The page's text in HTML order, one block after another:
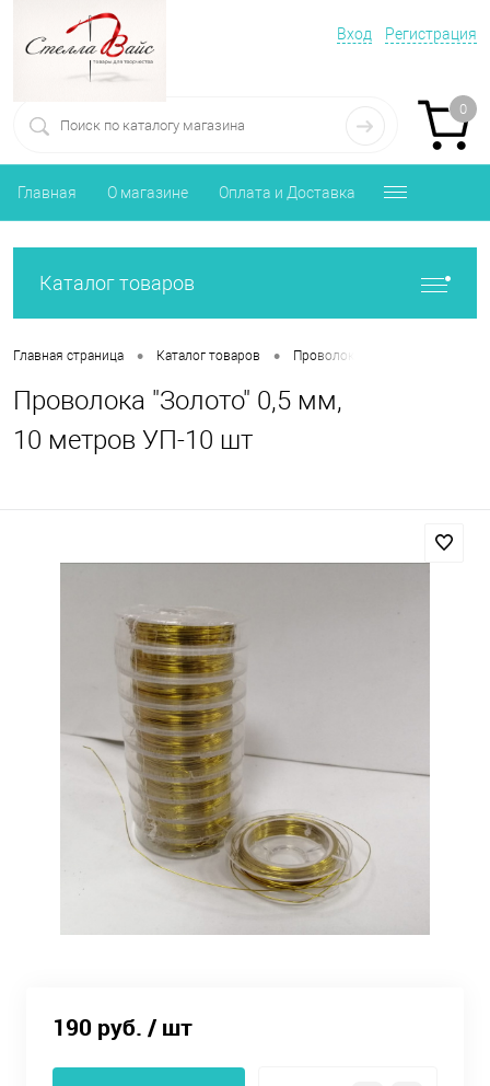
Вход Регистрация
0
Главная О магазине Оплата и Доставка
Каталог товаров
Главная страница • Каталог товаров • Проволока, клей, пистолеты
Проволока "Золото" 0,5 мм,
10 метров УП-10 шт
190 руб. / шт